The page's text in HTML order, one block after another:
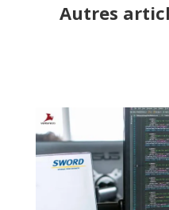
Autres